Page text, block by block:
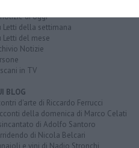
di oggi
Letti della settimana
Letti del mese
Notizie
in TV
BLOG
d'arte di Riccardo Ferrucci
della domenica di Marco Celati
di Adolfo Santoro
di Nicola Belcari